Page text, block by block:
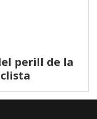
perill de la